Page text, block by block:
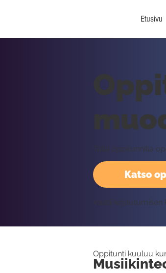
Etusivu
Katso
Tällä oppitunnilla
Vaatii
Oppitunti kuuluu